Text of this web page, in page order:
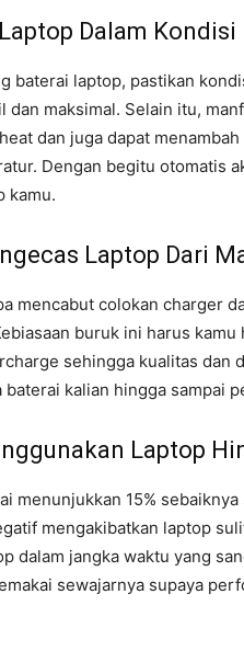
Dalam
baterai laptop, pastikan
dan maksimal. Selain itu,
dan juga dapat
Dengan begitu otomatis
kamu.
Laptop Dari
mencabut colokan charger
buruk ini harus
sehingga kualitas dan
kalian hingga sampai
Laptop
menunjukkan 15%
mengakibatkan laptop
dalam jangka waktu yang
sewajarnya supaya